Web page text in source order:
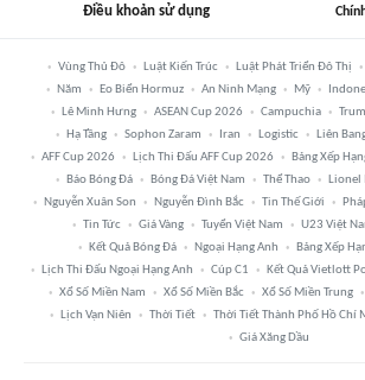
Điều khoản sử dụng
Vùng Thủ Đô Luật Kiến Trúc Luật Phát Triển Đô Thị
Năm
Eo Biển Hormuz An Ninh Mạng Mỹ
Lê Minh Hưng
ASEAN Cup 2026 Campuchia
Hạ Tầng
Sophon Zaram Iran Logistic Liên
AFF Cup 2026
Lịch Thi Đấu AFF Cup 2026 Bảng Xếp
Báo Bóng Đá
Bóng Đá Việt Nam Thể Thao Lionel
Nguyễn Xuân Son
Nguyễn Đình Bắc Tin Thế Giới
Tin Tức
Giá Vàng Tuyển Việt Nam U23 Việt
Kết Quả Bóng Đá
Ngoại Hạng Anh
Bảng Xếp
Lịch Thi Đấu Ngoại Hạng Anh
Cúp C1 Kết Quả Vietlott
Xổ Số Miền Nam
Xổ Số Miền Bắc Xổ Số Miền Trung
Lịch Vạn Niên
Thời Tiết Thời Tiết Thành Phố Hồ Chí
Giá Xăng Dầu